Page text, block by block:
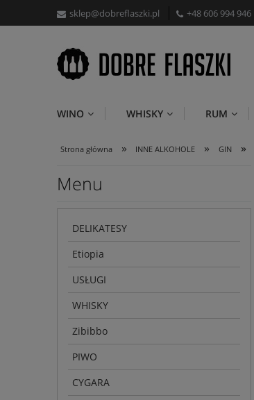
sklep@dobreflaszki.pl +48 606 994 946
WINO WHISKY RUM
Strona główna » INNE ALKOHOLE » GIN »
Menu
DELIKATESY
Etiopia
USŁUGI
WHISKY
Zibibbo
PIWO
CYGARA